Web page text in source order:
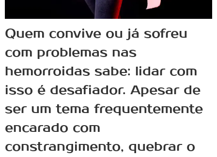
Quem convive ou já sofreu
com problemas nas
hemorroidas sabe: lidar com
isso é desafiador. Apesar de
ser um tema frequentemente
encarado com
constrangimento, quebrar o